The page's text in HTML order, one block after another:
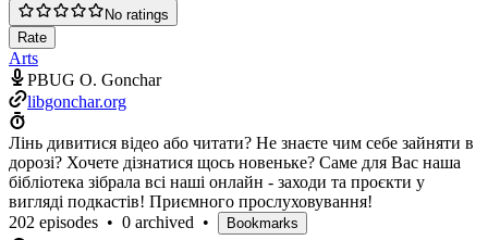
No ratings
Rate
Arts
PBUG O. Gonchar
libgonchar.org
Лінь дивитися відео або читати? Не знаєте чим себе зайняти в
дорозі? Хочете дізнатися щось новеньке? Саме для Вас наша
бібліотека зібрала всі наші онлайн - заходи та проєкти у
вигляді подкастів! Приємного прослуховування!
202 episodes • 0 archived • Bookmarks